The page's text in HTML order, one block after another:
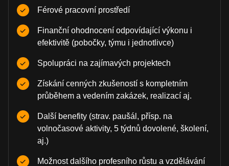
Férové pracovní prostředí
Finanční ohodnocení odpovídající výkonu i
efektivitě (pobočky, týmu i jednotlivce)
Spolupráci na zajímavých projektech
Získání cenných zkušeností s kompletním
průběhem a vedením zakázek, realizací aj.
Další benefity (strav. paušál, přísp. na
volnočasové aktivity, 5 týdnů dovolené, školení,
aj.)
Možnost dalšího profesního růstu a vzdělávání